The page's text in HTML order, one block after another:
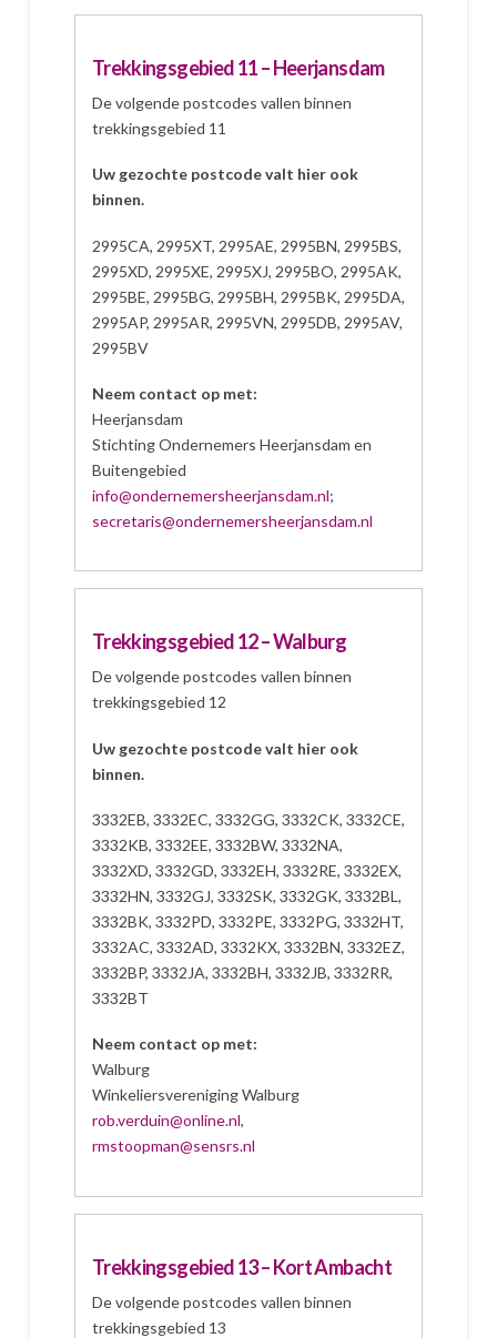
Trekkingsgebied 11 – Heerjansdam
De volgende postcodes vallen binnen
trekkingsgebied 11
Uw gezochte postcode valt hier ook
binnen.
2995CA, 2995XT, 2995AE, 2995BN, 2995BS,
2995XD, 2995XE, 2995XJ, 2995BO, 2995AK,
2995BE, 2995BG, 2995BH, 2995BK, 2995DA,
2995AP, 2995AR, 2995VN, 2995DB, 2995AV,
2995BV
Neem contact op met:
Heerjansdam
Stichting Ondernemers Heerjansdam en
Buitengebied
info@ondernemersheerjansdam.nl;
secretaris@ondernemersheerjansdam.nl
Trekkingsgebied 12 – Walburg
De volgende postcodes vallen binnen
trekkingsgebied 12
Uw gezochte postcode valt hier ook
binnen.
3332EB, 3332EC, 3332GG, 3332CK, 3332CE,
3332KB, 3332EE, 3332BW, 3332NA,
3332XD, 3332GD, 3332EH, 3332RE, 3332EX,
3332HN, 3332GJ, 3332SK, 3332GK, 3332BL,
3332BK, 3332PD, 3332PE, 3332PG, 3332HT,
3332AC, 3332AD, 3332KX, 3332BN, 3332EZ,
3332BP, 3332JA, 3332BH, 3332JB, 3332RR,
3332BT
Neem contact op met:
Walburg
Winkeliersvereniging Walburg
rob.verduin@online.nl,
rmstoopman@sensrs.nl
Trekkingsgebied 13 – Kort Ambacht
De volgende postcodes vallen binnen
trekkingsgebied 13